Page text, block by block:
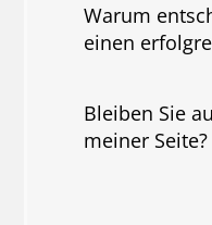
Warum
einen
Bleiben Sie
meiner Seite?